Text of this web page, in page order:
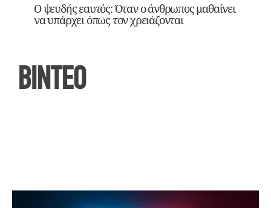
Ο ψευδής εαυτός: Όταν ο άνθρωπος μαθαίνει
να υπάρχει όπως τον χρειάζονται
ΒΙΝΤΕΟ